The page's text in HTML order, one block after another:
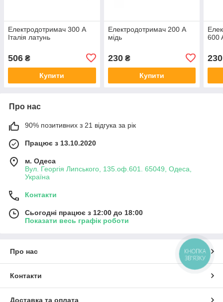
Електродотримач 300 А
Італія латунь
506 ₴
Купити
Електродотримач 200 А
мідь
230₴
Купити
600
230
Про нас
90% позитивних з 21 відгука за рік
Працює з 13.10.2020
м. Одеса
Вул. Георгія Липського, 135.оф.601. 65049, Одеса,
Україна
Контакти
Сьогодні працює з 12:00 до 18:00
Показати весь графік роботи
Про нас
Контакти
Доставка та оплата
КНОПКА
ЗВ'ЯЗКУ